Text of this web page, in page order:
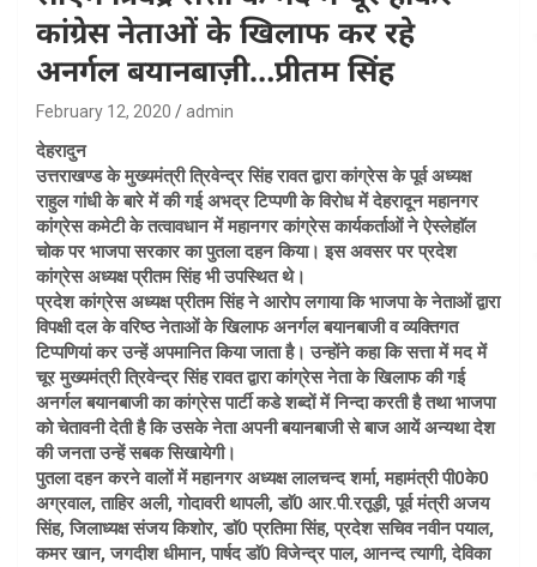
कांग्रेस नेताओं के खिलाफ कर रहे
अनर्गल बयानबाज़ी…प्रीतम सिंह
February 12, 2020 admin
देहरादुन
उत्तराखण्ड के मुख्यमंत्री त्रिवेन्द्र सिंह रावत द्वारा कांग्रेस के पूर्व अध्यक्ष
राहुल गांधी के बारे में की गई अभद्र टिप्पणी के विरोध में देहरादून महानगर
कांग्रेस कमेटी के तत्वावधान में महानगर कांग्रेस कार्यकर्ताओं ने ऐस्लेहाॅल
चोक पर भाजपा सरकार का पुतला दहन किया। इस अवसर पर प्रदेश
कांग्रेस अध्यक्ष प्रीतम सिंह भी उपस्थित थे।
प्रदेश कांग्रेस अध्यक्ष प्रीतम सिंह ने आरोप लगाया कि भाजपा के नेताओं द्वारा
विपक्षी दल के वरिष्ठ नेताओं के खिलाफ अनर्गल बयानबाजी व व्यक्तिगत
टिप्पणियां कर उन्हें अपमानित किया जाता है। उन्होंने कहा कि सत्ता में मद में
चूर मुख्यमंत्री त्रिवेन्द्र सिंह रावत द्वारा कांग्रेस नेता के खिलाफ की गई
अनर्गल बयानबाजी का कांग्रेस पार्टी कडे शब्दों में निन्दा करती है तथा भाजपा
को चेतावनी देती है कि उसके नेता अपनी बयानबाजी से बाज आयें अन्यथा देश
की जनता उन्हें सबक सिखायेगी।
पुतला दहन करने वालों में महानगर अध्यक्ष लालचन्द शर्मा, महामंत्री पी0के0
अग्रवाल, ताहिर अली, गोदावरी थापली, डाॅ0 आर.पी.रतूड़ी, पूर्व मंत्री अजय
सिंह, जिलाध्यक्ष संजय किशोर, डाॅ0 प्रतिमा सिंह, प्रदेश सचिव नवीन पयाल,
कमर खान, जगदीश धीमान, पार्षद डाॅ0 विजेन्द्र पाल, आनन्द त्यागी, देविका